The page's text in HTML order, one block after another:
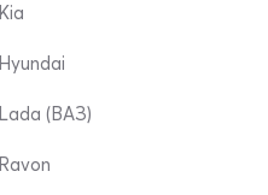
Kia
Hyundai
Lada (ВАЗ)
Ravon